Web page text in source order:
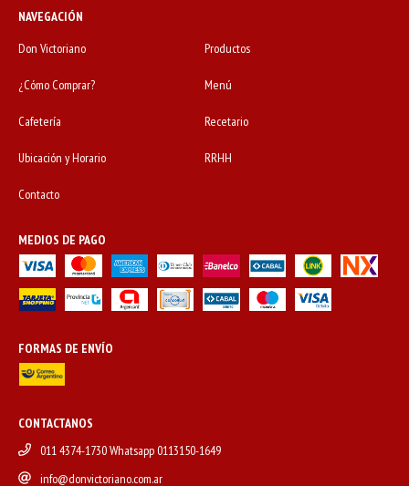
NAVEGACIÓN
Don Victoriano
Productos
¿Cómo Comprar? Menú
Cafetería Recetario
Ubicación y Horario RRHH
Contacto
MEDIOS DE PAGO
FORMAS DE ENVÍO
CONTACTANOS
011 4374-1730 Whatsapp 0113150-1649
info@donvictoriano.com.ar